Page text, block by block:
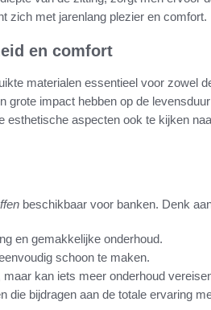
zich met jarenlang plezier en comfort.
en comfort
materialen essentieel voor zowel
grote impact hebben op de
esthetische aspecten ook te kijken
beschikbaar voor banken. Denk
en gemakkelijke onderhoud.
schoon te maken.
kan iets meer onderhoud
die bijdragen aan de totale ervaring